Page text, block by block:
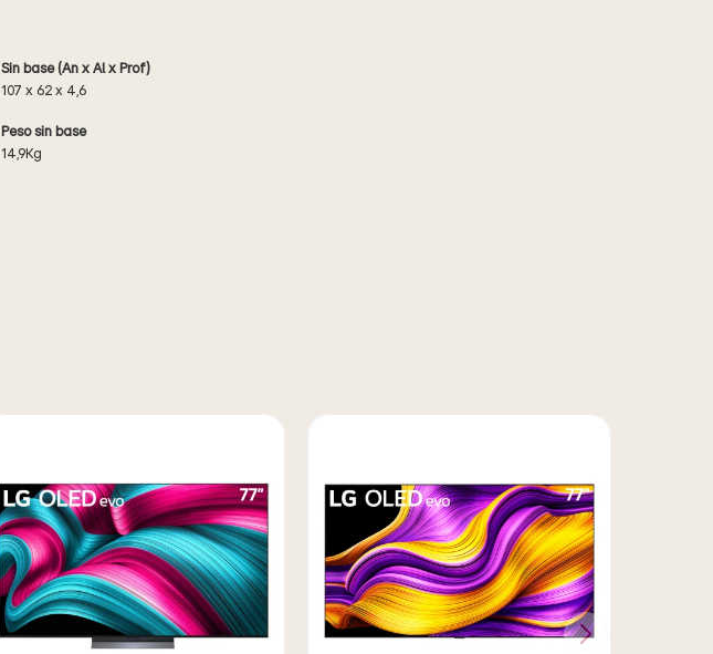
Sin base (An x Al x Prof)
107 x 62 x 4,6
Peso sin base
14,9Kg